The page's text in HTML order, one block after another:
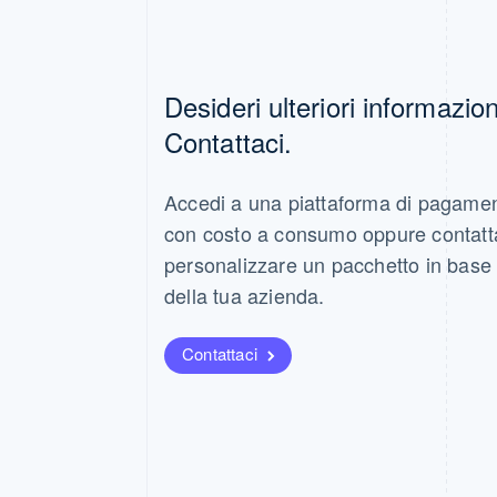
Desideri ulteriori
Contattaci.
Accedi a una piattaforma di
con costo a consumo oppure
personalizzare un pacchetto in
della tua azienda.
Contattaci